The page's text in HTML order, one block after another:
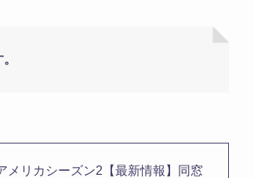
メリカシーズン2【最新情報】同窓